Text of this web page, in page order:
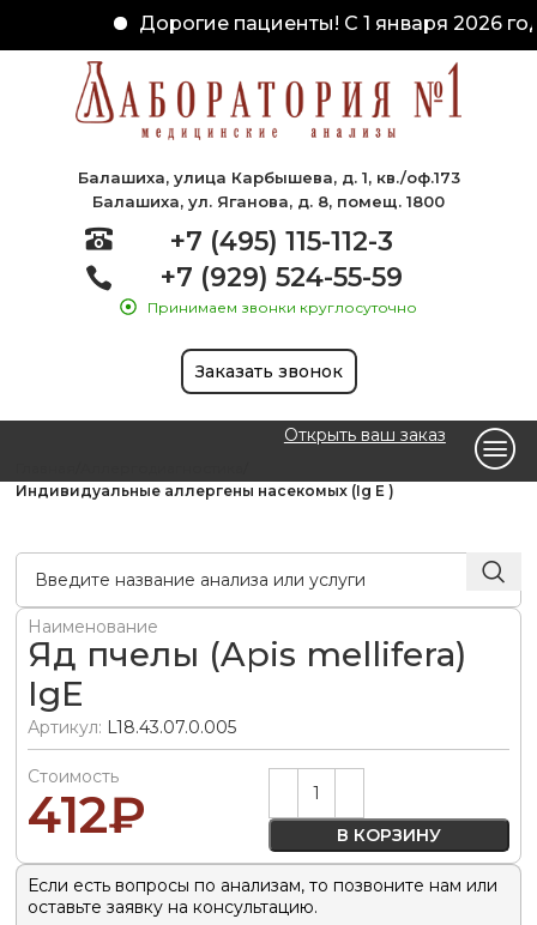
Дорогие пациенты! С 1 января 2026
Балашиха, улица Карбышева, д. 1, кв./оф.173
Балашиха, ул. Яганова, д. 8, помещ. 1800
+7 (495) 115-112-3
+7 (929) 524-55-59
Принимаем звонки круглосуточно
Заказать звонок
Открыть ваш заказ
Индивидуальные аллергены насекомых (Ig E )
Наименование
Яд пчелы (Apis mellifera)
IgE
Артикул: L18.43.07.0.005
Стоимость
412₽ В КОРЗИНУ
Alternative:
Если есть вопросы по анализам, то позвоните нам или
оставьте заявку на консультацию.